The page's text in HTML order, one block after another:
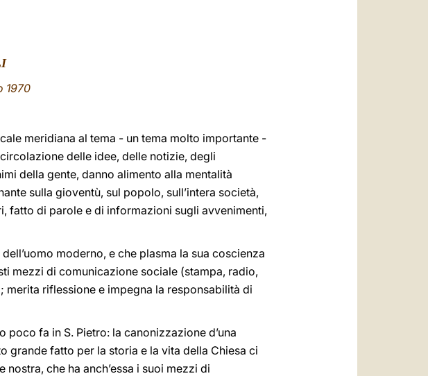
LATINE
1970
meridiana al tema - un tema molto importante -
delle idee, delle notizie, degli
della gente, danno alimento alla mentalità
sulla gioventù, sul popolo, sull’intera società,
fatto di parole e di informazioni sugli avvenimenti,
moderno, e che plasma la sua coscienza
mezzi di comunicazione sociale (stampa, radio,
riflessione e impegna la responsabilità di
fa in S. Pietro: la canonizzazione d’una
grande fatto per la storia e la vita della Chiesa ci
che ha anch’essa i suoi mezzi di